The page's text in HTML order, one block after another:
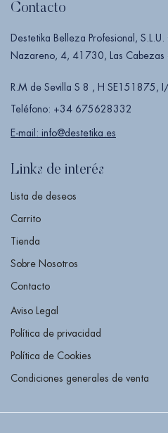
Contacto
Destetika Belleza Profesional,
Nazareno, 4, 41730, Las Cabezas
R.M de Sevilla S 8 , H SE151875,
Teléfono: +34 675628332
E-mail: info@destetika.es
Links de interés
Lista de deseos
Carrito
Tienda
Sobre Nosotros
Contacto
Aviso Legal
Política de privacidad
Política de Cookies
Condiciones generales de venta